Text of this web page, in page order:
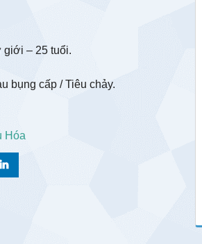
giới – 25 tuổi.
bụng cấp / Tiêu chảy.
Hóa